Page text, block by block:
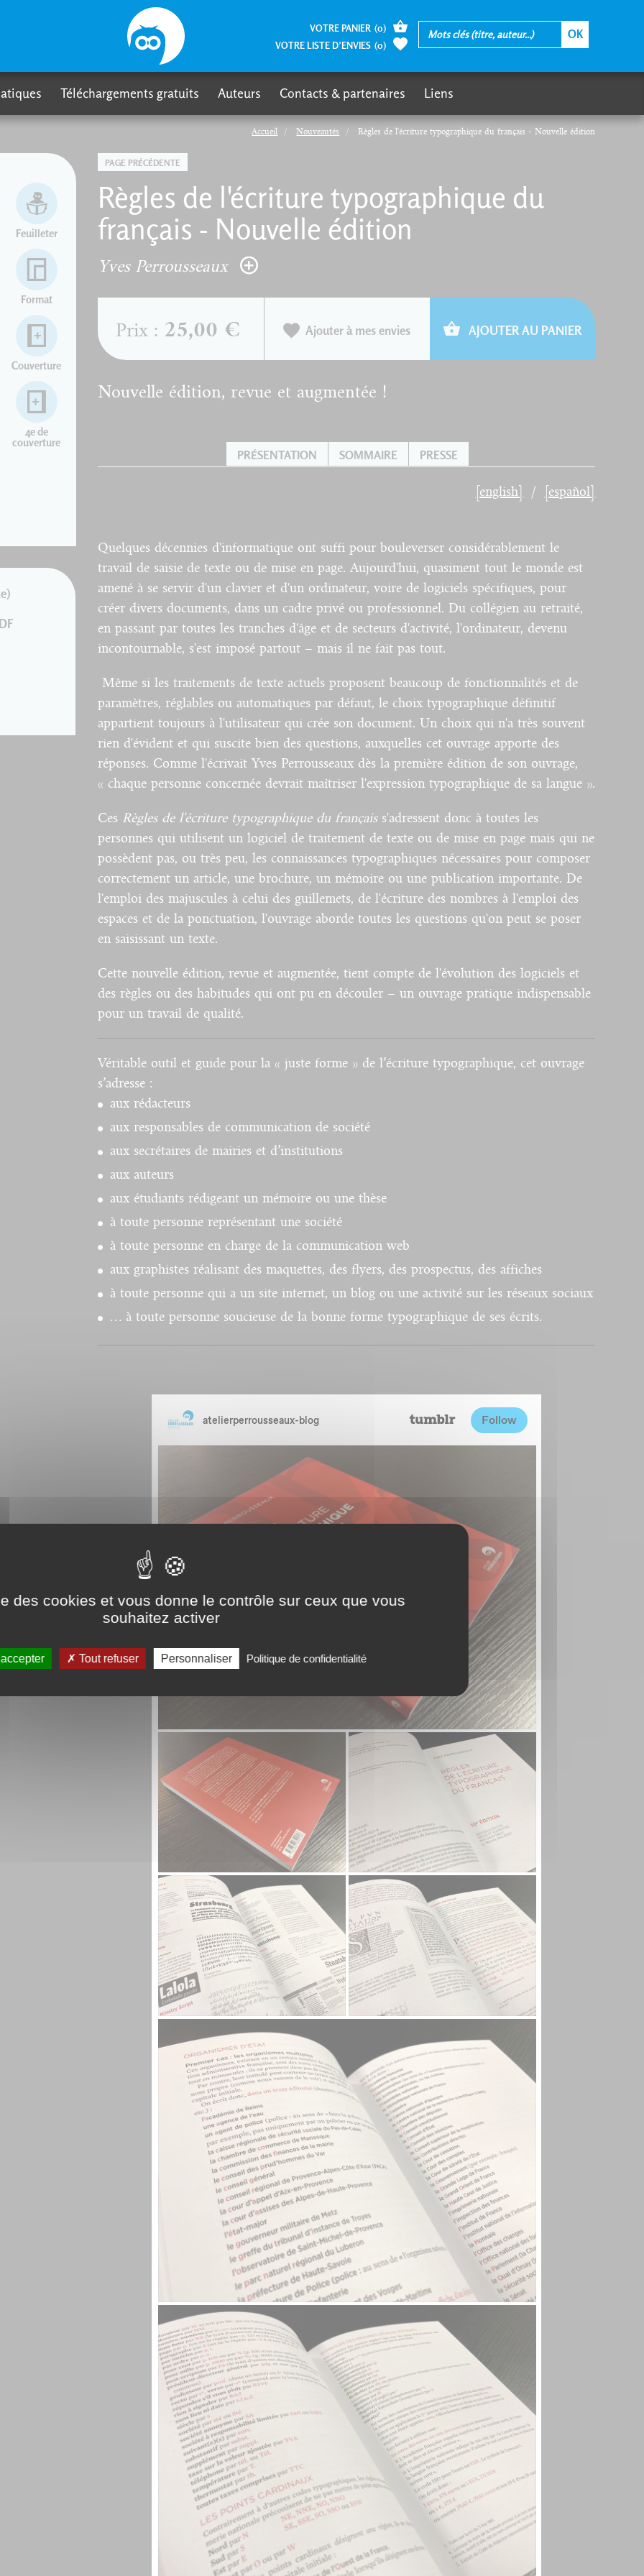
Accueil Nouveautés Règles de l'écriture typographique du français - Nouvelle édition
PAGE PRÉCÉDENTE
Règles de l'écriture typographique du
français - Nouvelle édition
Yves Perrousseaux
Feuilleter
Format
Couverture
4e de
couverture
Prix : 25,00 € Ajouter à mes envies AJOUTER AU PANIER
Nouvelle édition, revue et augmentée !
PRÉSENTATION SOMMAIRE PRESSE
[english] [español]
Quelques décennies d'informatique ont suffi pour bouleverser considérablement le
travail de saisie de texte ou de mise en page. Aujourd'hui, quasiment tout le monde est
amené à se servir d'un clavier et d'un ordinateur, voire de logiciels spécifiques, pour
créer divers documents, dans un cadre privé ou professionnel. Du collégien au retraité,
en passant par toutes les tranches d'âge et de secteurs d'activité, l'ordinateur, devenu
incontournable, s'est imposé partout – mais il ne fait pas tout.
Même si les traitements de texte actuels proposent beaucoup de fonctionnalités et de
paramètres, réglables ou automatiques par défaut, le choix typographique définitif
appartient toujours à l'utilisateur qui crée son document. Un choix qui n'a très souvent
rien d'évident et qui suscite bien des questions, auxquelles cet ouvrage apporte des
réponses. Comme l'écrivait Yves Perrousseaux dès la première édition de son ouvrage,
« chaque personne concernée devrait maîtriser l'expression typographique de sa langue ».
Ces Règles de l'écriture typographique du françaiss'adressent donc à toutes les
personnes qui utilisent un logiciel de traitement de texte ou de mise en page mais qui ne
possèdent pas, ou très peu, les connaissances typographiques nécessaires pour composer
correctement un article, une brochure, un mémoire ou une publication importante. De
l'emploi des majuscules à celui des guillemets, de l'écriture des nombres à l'emploi des
espaces et de la ponctuation, l'ouvrage aborde toutes les questions qu'on peut se poser
en saisissant un texte.
Cette nouvelle édition, revue et augmentée, tient compte de l'évolution des logiciels et
des règles ou des habitudes qui ont pu en découler – un ouvrage pratique indispensable
pour un travail de qualité.
Véritable outil et guidepour la « juste forme » de l’écriture typographique, cet ouvrage
s’adresse :
aux rédacteurs
aux responsables de communication de société
aux secrétaires de mairies et d’institutions
aux auteurs
aux étudiants rédigeant un mémoire ou une thèse
à toute personne représentant une société
à toute personne en charge de la communication web
aux graphistes réalisant des maquettes, des flyers, des prospectus, des affiches
à toute personne qui a un site internet, un blog ou une activité sur les réseaux sociaux
… à toute personne soucieuse de la bonne forme typographique de ses écrits.
VOTRE PANIER (0)
VOTRE LISTE D’ENVIES (0)
Téléchargements gratuits Auteurs Contacts & partenaires Liens
des cookies et vous donne le contrôle sur ceux que vous
souhaitez activer
Tout refuser Personnaliser Politique de confidentialité